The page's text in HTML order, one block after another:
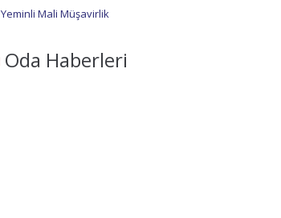
Yeminli Mali Müşavirlik
Oda Haberleri